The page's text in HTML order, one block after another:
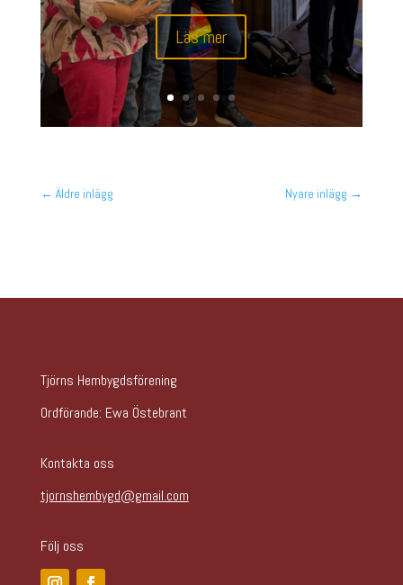
Läs mer
← Äldre inlägg Nyare inlägg →
Tjörns Hembygdsförening
Ordförande: Ewa Östebrant
Kontakta oss
tjornshembygd@gmail.com
Följ oss